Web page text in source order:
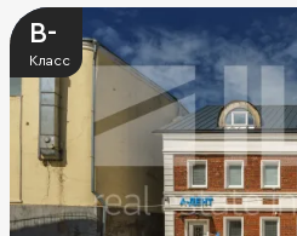
B-
Класс